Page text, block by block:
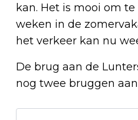
kan. Het is mooi om
weken in de
het verkeer kan nu
De brug aan de
nog twee bruggen